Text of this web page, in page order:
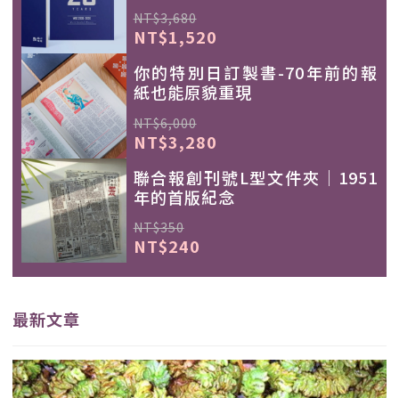
NT$3,680
NT$1,520
你的特別日訂製書-70年前的報
紙也能原貌重現
NT$6,000
NT$3,280
聯合報創刊號L型文件夾｜1951
年的首版紀念
NT$350
NT$240
最新文章